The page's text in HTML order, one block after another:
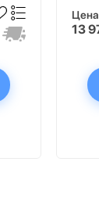
Цена
13